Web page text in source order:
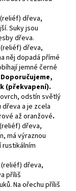
dřeva,
Suky jsou
dřeva.
dřeva,
něj dopadá přímé
jemné černé
Doporučujeme,
(překvapení).
odstín světlý
a je zcela
až oranžové.
dřeva,
má výraznou
rustikálním
dřeva,
příliš
Na ořechu příliš